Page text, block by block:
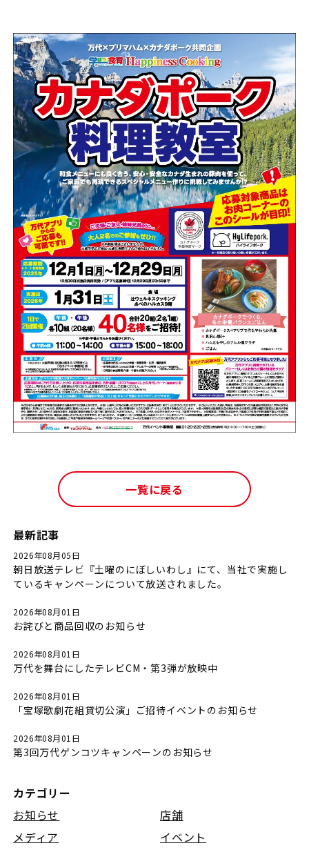
一覧に戻る
最新記事
2026年08月05日
朝日放送テレビ『土曜のにぼしいわし』にて、当社で実施し
ているキャンペーンについて放送されました。
2026年08月01日
お詫びと商品回収のお知らせ
2026年08月01日
万代を舞台にしたテレビCM・第3弾が放映中
2026年08月01日
「宝塚歌劇花組貸切公演」ご招待イベントのお知らせ
2026年08月01日
第3回万代ゲンコツキャンペーンのお知らせ
カテゴリー
お知らせ
店舗
メディア
イベント